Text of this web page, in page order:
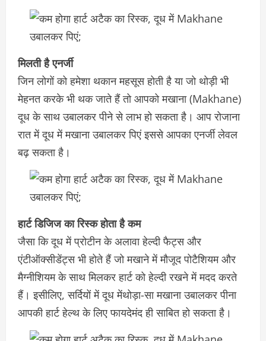
मिलती है एनर्जी
जिन लोगों को हमेशा थकान महसूस होती है या जो थोड़ी भी
मेहनत करके भी थक जाते हैं तो आपको मखाना (Makhane)
दूध के साथ उबालकर पीने से लाभ हो सकता है। आप रोजाना
रात में दूध में मखाना उबालकर पिएं इससे आपका एनर्जी लेवल
बढ़ सकता है।
हार्ट डिजिज का रिस्क होता है कम
जैसा कि दूध में प्रोटीन के अलावा हेल्दी फैट्स और
एंटीऑक्सीडेंट्स भी होते हैं जो मखाने में मौजूद पोटैशियम और
मैग्नीशियम के साथ मिलकर हार्ट को हेल्दी रखने में मदद करते
हैं। इसीलिए, सर्दियों में दूध मेंथोड़ा-सा मखाना उबालकर पीना
आपकी हार्ट हेल्थ के लिए फायदेमंद ही साबित हो सकता है।